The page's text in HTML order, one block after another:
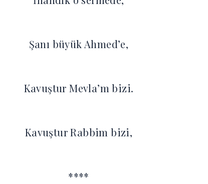
Şanı büyük Ahmed’e,
Kavuştur Mevla’m bizi.
Kavuştur Rabbim bizi,
****